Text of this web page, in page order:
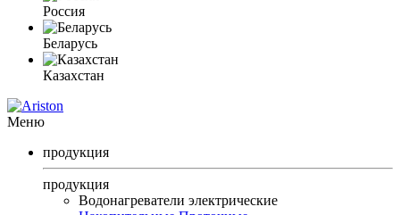
Россия
Беларусь
Казахстан
Меню
продукция
продукция
Водонагреватели электрические